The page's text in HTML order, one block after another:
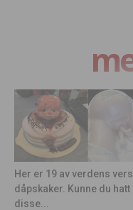
Her er 19 av verdens
dåpskaker. Kunne du hatt
disse...